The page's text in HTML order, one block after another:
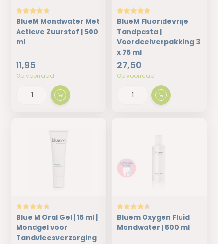
BlueM Mondwater Met
Actieve Zuurstof | 500
ml
11,95
Op voorraad
BlueM Fluoridevrije
Tandpasta |
Voordeelverpakking 3
x 75 ml
27,50
Op voorraad
Blue M Oral Gel | 15 ml |
Mondgel voor
Tandvleesverzorging
Bluem Oxygen Fluid
Mondwater | 500 ml